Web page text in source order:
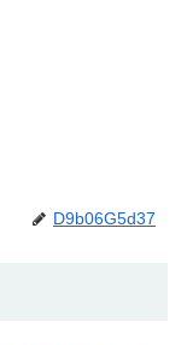
D9b06G5d37